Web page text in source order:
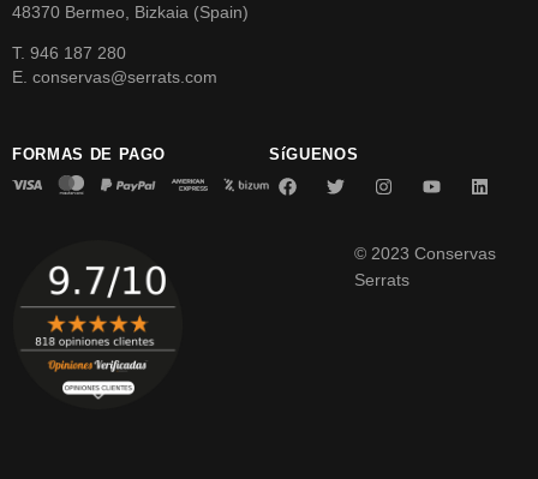
48370 Bermeo, Bizkaia (Spain)
T. 946 187 280
E. conservas@serrats.com
FORMAS DE PAGO SíGUENOS
© 2023 Conservas
Serrats